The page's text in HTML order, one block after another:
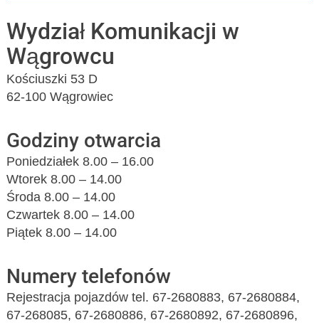
Wydział Komunikacji w
Wągrowcu
Kościuszki 53 D
62-100 Wągrowiec
Godziny otwarcia
Poniedziałek 8.00 – 16.00
Wtorek 8.00 – 14.00
Środa 8.00 – 14.00
Czwartek 8.00 – 14.00
Piątek 8.00 – 14.00
Numery telefonów
Rejestracja pojazdów tel. 67-2680883, 67-2680884,
67-268085, 67-2680886, 67-2680892, 67-2680896,